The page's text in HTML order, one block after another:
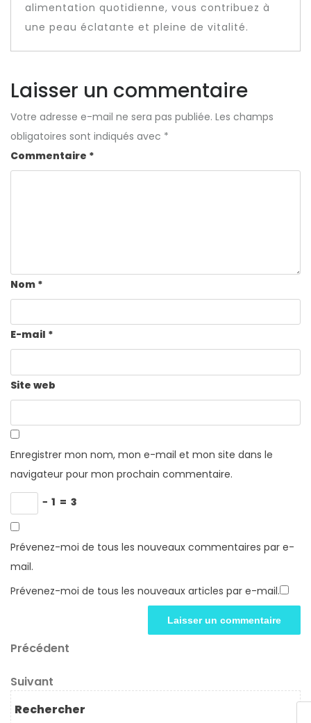
alimentation quotidienne, vous contribuez à
une peau éclatante et pleine de vitalité.
Laisser un commentaire
Votre adresse e-mail ne sera pas publiée. Les champs
obligatoires sont indiqués avec *
Commentaire *
Nom *
E-mail *
Site web
Enregistrer mon nom, mon e-mail et mon site dans le
navigateur pour mon prochain commentaire.
− 1 = 3
Prévenez-moi de tous les nouveaux commentaires par e-
mail.
Prévenez-moi de tous les nouveaux articles par e-mail.
Navigation
de
l’article
Article
Précédent
Article
suivant
Suivant
Rechercher